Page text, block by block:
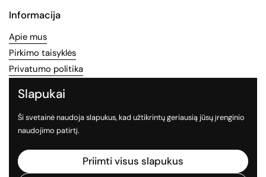
Informacija
Apie mus
Pirkimo taisyklės
Privatumo politika
Socialinės medijos
Sekite mus socialiniuose tinkluose
Facebook
Slapukai
Ši svetainė naudoja slapukus, kad užtikrintų geriausią jūsų įrenginio
naudojimo patirtį.
Priimti visus slapukus